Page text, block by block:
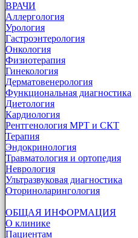
ВРАЧИ
Аллергология
Урология
Гастроэнтерология
Онкология
Физиотерапия
Гинекология
Дерматовенерология
Функциональная диагностика
Диетология
Кардиология
Рентгенология МРТ и СКТ
Терапия
Эндокринология
Травматология и ортопедия
Неврология
Ультразвуковая диагностика
Оториноларингология
ОБЩАЯ ИНФОРМАЦИЯ
О клинике
Пациентам